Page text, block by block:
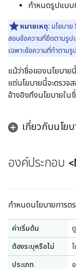
กำหนดรูปแบบ
หมายเหตุ: นโยบาย
สอบข้อความที่ยึดตามรูปแ
เฉพาะข้อความที่ทำตาม
แม้ว่าชื่อของนโยบาย
แต่นโยบายนี้จะตรวจ
อ้างอิงถึงนโยบายใน
เกี่ยวกับนโย
องค์ประกอบ
กำหนดนโยบายการต
ค่าเริ่มต้น
ต้องระบุหรือไม่
ประเภท